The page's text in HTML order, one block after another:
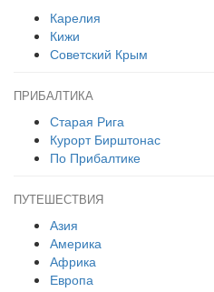
Карелия
Кижи
Советский Крым
ПРИБАЛТИКА
Старая Рига
Курорт Бирштонас
По Прибалтике
ПУТЕШЕСТВИЯ
Азия
Америка
Африка
Европа